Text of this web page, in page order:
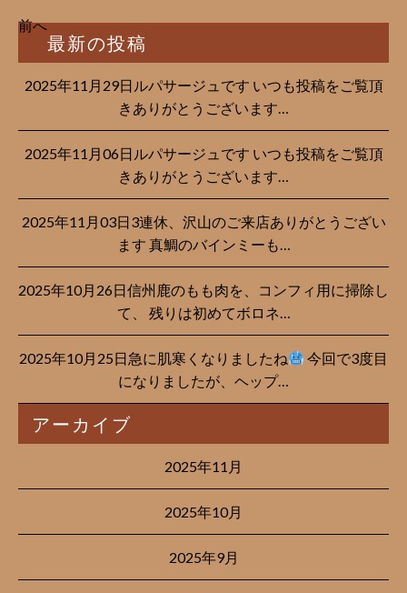
前へ
最新の投稿
2025年11月29日ルパサージュです︎ いつも投稿をご覧頂
きありがとうございます…
2025年11月06日ルパサージュです︎ いつも投稿をご覧頂
きありがとうございます…
2025年11月03日3連休、沢山のご来店ありがとうござい
ます 真鯛のバインミーも…
2025年10月26日信州鹿のもも肉を、コンフィ用に掃除し
て、 残りは初めてボロネ…
2025年10月25日急に肌寒くなりましたね
今回で3度目
になりましたが、ヘップ…
アーカイブ
2025年11月
2025年10月
2025年9月